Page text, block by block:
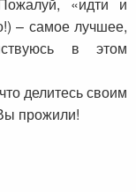
«идти и
– самое лучшее,
в этом
делитесь своим
прожили!